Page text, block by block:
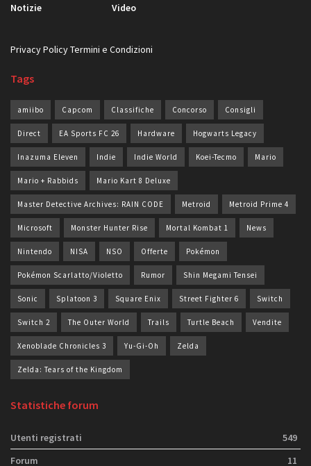
Notizie
Video
Privacy PolicyTermini e Condizioni
Tags
amiibo Capcom Classifiche Concorso Consigli
Direct EA Sports FC 26 Hardware Hogwarts Legacy
Inazuma Eleven Indie Indie World Koei-Tecmo Mario
Mario + Rabbids Mario Kart 8 Deluxe
Master Detective Archives: RAIN CODE Metroid Metroid Prime 4
Microsoft Monster Hunter Rise Mortal Kombat 1 News
Nintendo NISA NSO Offerte Pokémon
Pokémon Scarlatto/Violetto Rumor Shin Megami Tensei
Sonic Splatoon 3 Square Enix Street Fighter 6 Switch
Switch 2 The Outer World Trails Turtle Beach Vendite
Xenoblade Chronicles 3 Yu-Gi-Oh Zelda
Zelda: Tears of the Kingdom
Statistiche forum
Utenti registrati
549
Forum
11